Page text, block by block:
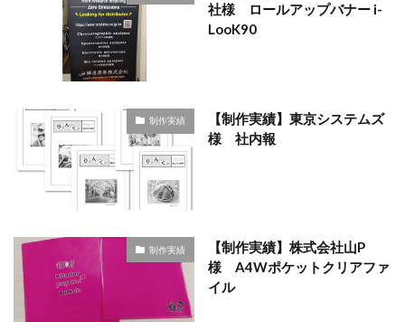
社様 ロールアップバナー i-
LooK90
制作実績
【制作実績】東京システムズ
様 社内報
制作実績
【制作実績】株式会社山P
様 A4Wポケットクリアファ
イル